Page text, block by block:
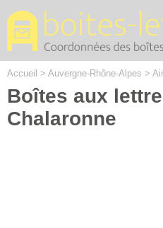
Accueil > Auvergne-Rhône-Alpes >
Boîtes aux
Chalaronne